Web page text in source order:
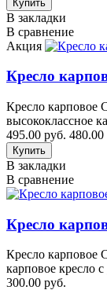
В закладки
В сравнение
Акция
Кресло
Кресло карповое
высококлассное
495.00 руб. 480.00
В закладки
В сравнение
Кресло
Кресло карповое
карповое кресло
300.00 руб.